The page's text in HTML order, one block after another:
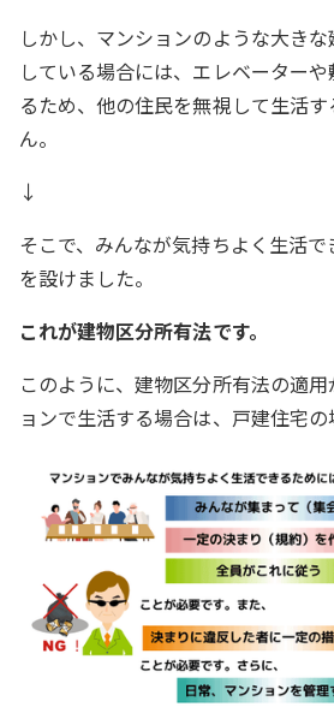
しかし、マンションのような大き
している場合には、エレベーター
るため、他の住民を無視して生活
ん。
↓
そこで、みんなが気持ちよく生活
を設けました。
これが建物区分所有法です。
このように、建物区分所有法の適
ョンで生活する場合は、戸建住宅の